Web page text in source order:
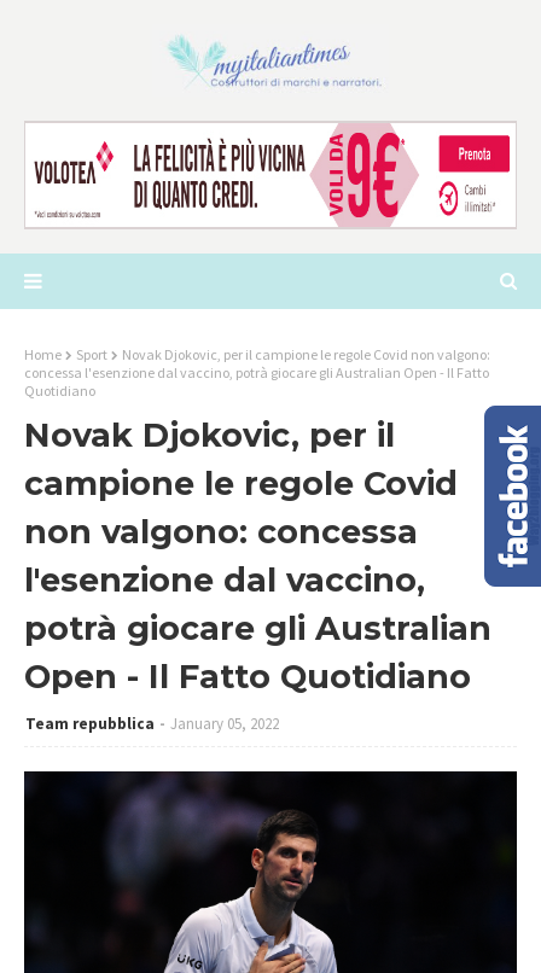
Home Sport
Novak Djokovic, per il campione le regole Covid non valgono:
concessa l'esenzione dal vaccino, potrà giocare gli Australian Open - Il Fatto
Quotidiano
Novak Djokovic, per il
campione le regole Covid
non valgono: concessa
l'esenzione dal vaccino,
potrà giocare gli Australian
Open - Il Fatto Quotidiano
Team repubblica January 05, 2022